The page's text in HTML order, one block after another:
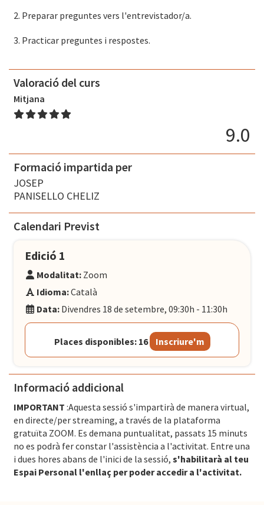
2. Preparar preguntes vers l'entrevistador/a.
3. Practicar preguntes i respostes.
Valoració del curs
Mitjana
9.0
Formació impartida per
JOSEP
PANISELLO CHELIZ
Calendari Previst
Edició 1
Modalitat: Zoom
Idioma:Català
Data: Divendres 18 de setembre, 09:30h - 11:30h
Places disponibles: 16 Inscriure'm
Informació addicional
IMPORTANT :Aquesta sessió s'impartirà de manera virtual,
en directe/per streaming, a través de la plataforma
gratuïta ZOOM. Es demana puntualitat, passats 15 minuts
no es podrà fer constar l'assistència a l'activitat. Entre una
i dues hores abans de l'inici de la sessió, s'habilitarà al teu
Espai Personal l'enllaç per poder accedir a l'activitat.